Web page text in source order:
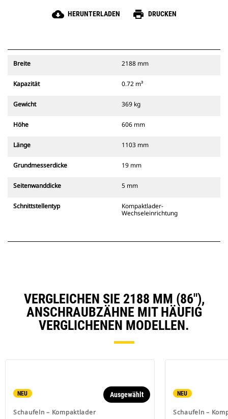
cloud_download HERUNTERLADEN print DRUCKEN
Breite 2188 mm
Kapazität 0.72 m³
Gewicht 369 kg
Höhe 606 mm
Länge 1103 mm
Grundmesserdicke 19 mm
Seitenwanddicke 5 mm
Schnittstellentyp
Kompaktlader-
Wechseleinrichtung
VERGLEICHEN SIE 2188 MM (86"),
ANSCHRAUBZÄHNE MIT HÄUFIG
VERGLICHENEN MODELLEN.
NEU
Schaufeln – Kompaktlader
Ausgewählt NEU
Schaufeln –